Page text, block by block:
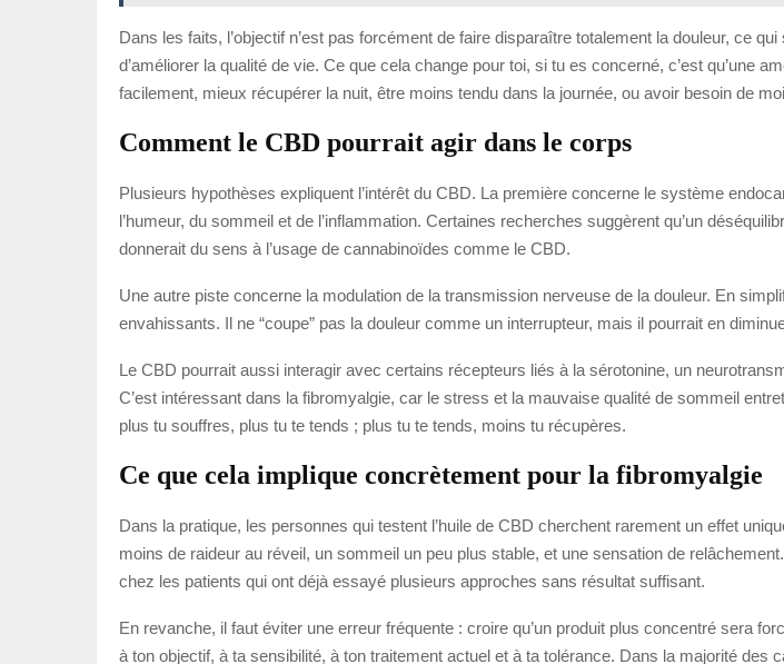
Dans les faits, l’objectif n’est pas forcément de faire disparaître totalement la douleur, ce
d’améliorer la qualité de vie. Ce que cela change pour toi, si tu es concerné, c’est qu’une
facilement, mieux récupérer la nuit, être moins tendu dans la journée, ou avoir besoin de
Comment le CBD pourrait agir dans le corps
Plusieurs hypothèses expliquent l’intérêt du CBD. La première concerne le système
l’humeur, du sommeil et de l’inflammation. Certaines recherches suggèrent qu’un
donnerait du sens à l’usage de cannabinoïdes comme le CBD.
Une autre piste concerne la modulation de la transmission nerveuse de la douleur. En
envahissants. Il ne “coupe” pas la douleur comme un interrupteur, mais il pourrait en
Le CBD pourrait aussi interagir avec certains récepteurs liés à la sérotonine, un
C’est intéressant dans la fibromyalgie, car le stress et la mauvaise qualité de sommeil
plus tu souffres, plus tu te tends ; plus tu te tends, moins tu récupères.
Ce que cela implique concrètement pour la fibromyalgie
Dans la pratique, les personnes qui testent l’huile de CBD cherchent rarement un effet
moins de raideur au réveil, un sommeil un peu plus stable, et une sensation de
chez les patients qui ont déjà essayé plusieurs approches sans résultat suffisant.
En revanche, il faut éviter une erreur fréquente : croire qu’un produit plus concentré sera
à ton objectif, à ta sensibilité, à ton traitement actuel et à ta tolérance. Dans la majorité